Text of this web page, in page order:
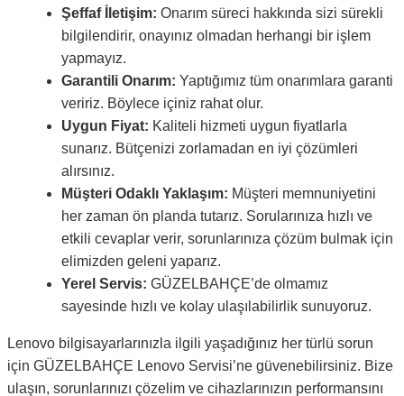
Şeffaf İletişim: Onarım süreci hakkında sizi sürekli
bilgilendirir, onayınız olmadan herhangi bir işlem
yapmayız.
Garantili Onarım: Yaptığımız tüm onarımlara garanti
veririz. Böylece içiniz rahat olur.
Uygun Fiyat: Kaliteli hizmeti uygun fiyatlarla
sunarız. Bütçenizi zorlamadan en iyi çözümleri
alırsınız.
Müşteri Odaklı Yaklaşım: Müşteri memnuniyetini
her zaman ön planda tutarız. Sorularınıza hızlı ve
etkili cevaplar verir, sorunlarınıza çözüm bulmak için
elimizden geleni yaparız.
Yerel Servis: GÜZELBAHÇE’de olmamız
sayesinde hızlı ve kolay ulaşılabilirlik sunuyoruz.
Lenovo bilgisayarlarınızla ilgili yaşadığınız her türlü sorun
için GÜZELBAHÇE Lenovo Servisi’ne güvenebilirsiniz. Bize
ulaşın, sorunlarınızı çözelim ve cihazlarınızın performansını